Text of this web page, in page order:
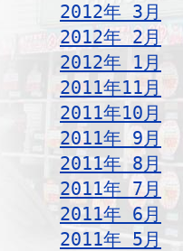
2012年 3月
2012年 2月
2012年 1月
2011年11月
2011年10月
2011年 9月
2011年 8月
2011年 7月
2011年 6月
2011年 5月